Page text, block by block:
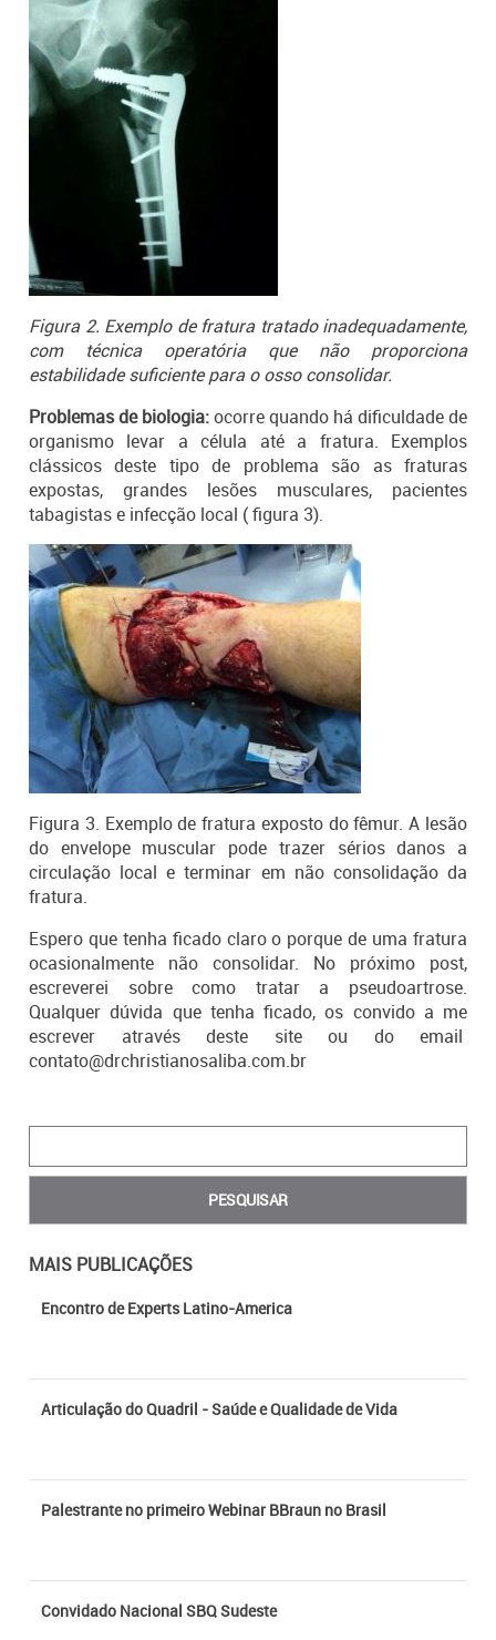
Figura 2. Exemplo de fratura tratado inadequadamente,
com técnica operatória que não proporciona
estabilidade suficiente para o osso consolidar.
Problemas de biologia:ocorre quando há dificuldade de
organismo levar a célula até a fratura. Exemplos
clássicos deste tipo de problema são as fraturas
expostas, grandes lesões musculares, pacientes
tabagistas e infecção local ( figura 3).
Figura 3. Exemplo de fratura exposto do fêmur. A lesão
do envelope muscular pode trazer sérios danos a
circulação local e terminar em não consolidação da
fratura.
Espero que tenha ficado claro o porque de uma fratura
ocasionalmente não consolidar. No próximo post,
escreverei sobre como tratar a pseudoartrose.
Qualquer dúvida que tenha ficado, os convido a me
escrever através deste site ou do email
contato@drchristianosaliba.com.br
MAIS PUBLICAÇÕES
Programa Cidadania – Queda de idosos
Manual da casa segura
Lesões músculoesqueléticas associadas à prática do Tênis
Encontro de Experts Latino-America
Articulação do Quadril - Saúde e Qualidade de Vida
Palestrante no primeiro Webinar BBraun no Brasil
Convidado Nacional SBQ Sudeste